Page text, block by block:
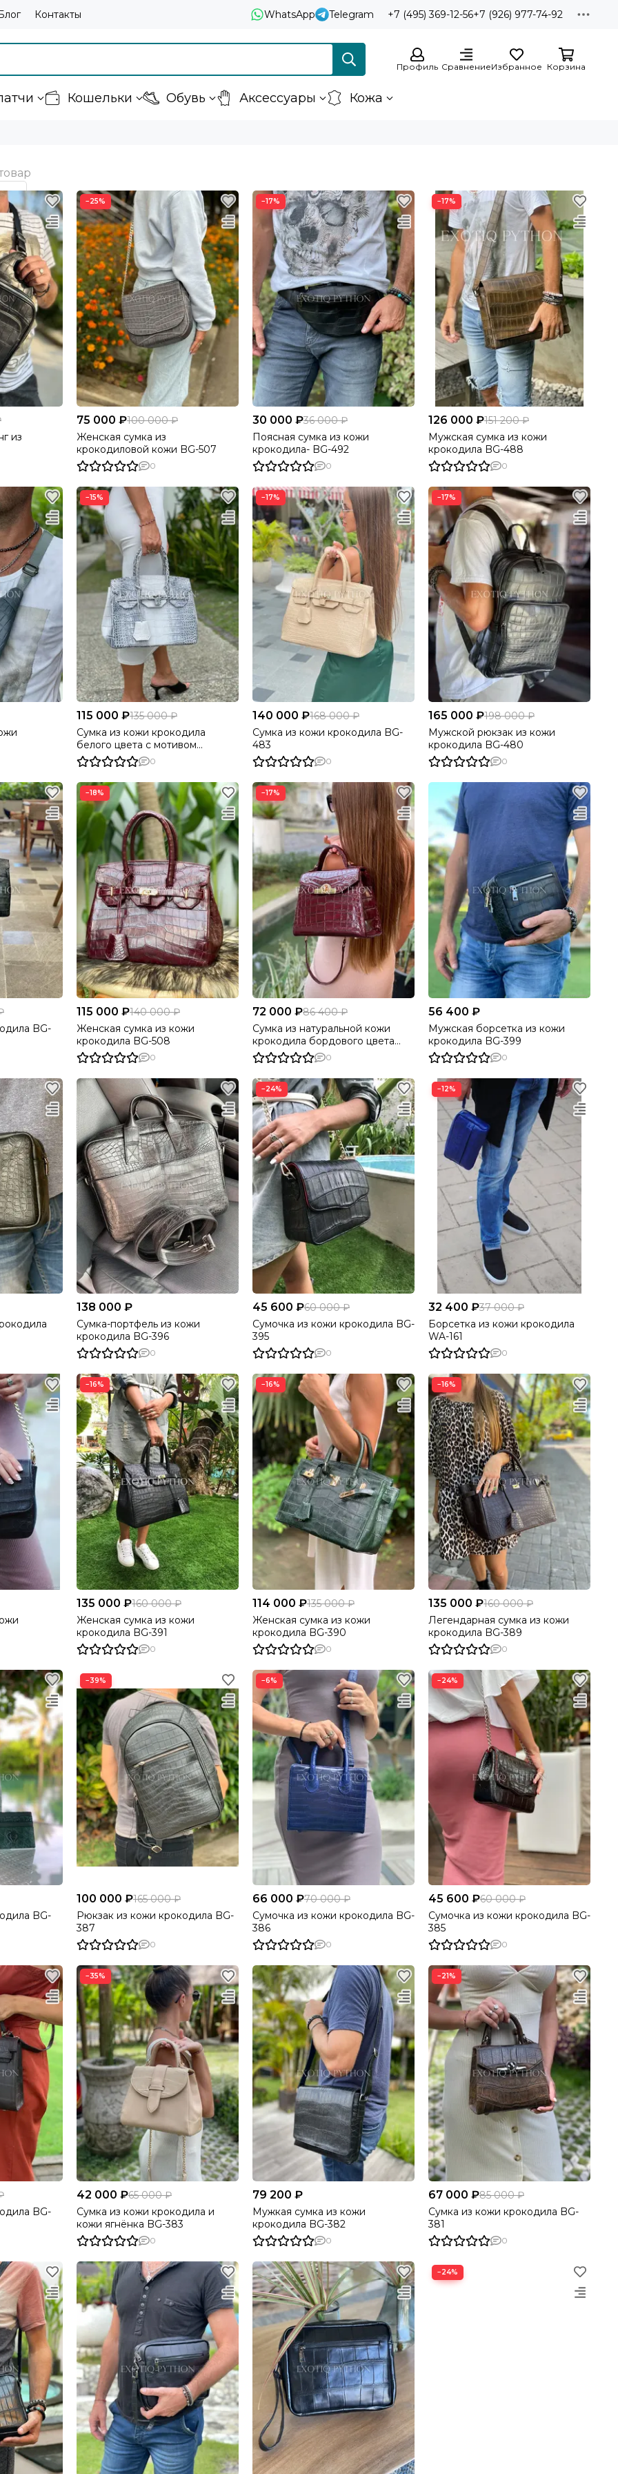
Контакты WhatsApp Telegram +7 (495) 369-12-56+7 (926) 977-74-92
Профиль СравнениеИзбранное Корзина
Кошельки Обувь Аксессуары Кожа
из
−25%
75 000 ₽100 000 ₽
Женская сумка из
крокодиловой кожи BG-507
0
−17%
30 000 ₽36 000 ₽
Поясная сумка из кожи
крокодила- BG-492
0
−17%
126 000 ₽151 200 ₽
Мужская сумка из кожи
крокодила BG-488
0
−15%
115 000 ₽135 000 ₽
Сумка из кожи крокодила
белого цвета с мотивом
Гималаи BG-474
0
−17%
140 000 ₽168 000 ₽
Сумка из кожи крокодила BG-
483
0
−17%
165 000 ₽198 000 ₽
Мужской рюкзак из кожи
крокодила BG-480
0
BG-
−18%
115 000 ₽140 000 ₽
Женская сумка из кожи
крокодила BG-508
0
−17%
72 000 ₽86 400 ₽
Сумка из натуральной кожи
крокодила бордового цвета
BG-420
0
56 400 ₽
Мужская борсетка из кожи
крокодила BG-399
0
138 000 ₽
Сумка-портфель из кожи
крокодила BG-396
0
−24%
45 600 ₽60 000 ₽
Сумочка из кожи крокодила BG-
395
0
−12%
32 400 ₽37 000 ₽
Борсетка из кожи крокодила
WA-161
0
−16%
135 000 ₽160 000 ₽
Женская сумка из кожи
крокодила BG-391
0
−16%
114 000 ₽135 000 ₽
Женская сумка из кожи
крокодила BG-390
0
−16%
135 000 ₽160 000 ₽
Легендарная сумка из кожи
крокодила BG-389
0
BG-
−39%
100 000 ₽165 000 ₽
Рюкзак из кожи крокодила BG-
387
0
−6%
66 000 ₽70 000 ₽
Сумочка из кожи крокодила BG-
386
0
−24%
45 600 ₽60 000 ₽
Сумочка из кожи крокодила BG-
385
0
BG-
−35%
42 000 ₽65 000 ₽
Сумка из кожи крокодила и
кожи ягнёнка BG-383
0
79 200 ₽
Мужкая сумка из кожи
крокодила BG-382
0
−21%
67 000 ₽85 000 ₽
Сумка из кожи крокодила BG-
381
0
−24%